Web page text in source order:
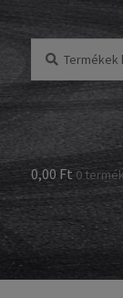
következőre:
0,00 Ft 0 termék